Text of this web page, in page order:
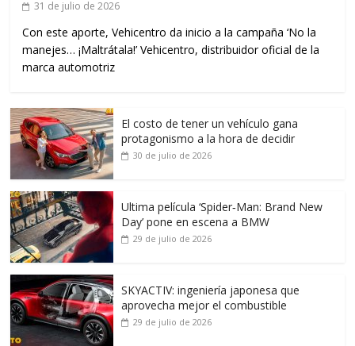
31 de julio de 2026
Con este aporte, Vehicentro da inicio a la campaña ‘No la
manejes… ¡Maltrátala!’ Vehicentro, distribuidor oficial de la
marca automotriz
El costo de tener un vehículo gana
protagonismo a la hora de decidir
30 de julio de 2026
Ultima película ‘Spider‑Man: Brand New
Day’ pone en escena a BMW
29 de julio de 2026
SKYACTIV: ingeniería japonesa que
aprovecha mejor el combustible
29 de julio de 2026